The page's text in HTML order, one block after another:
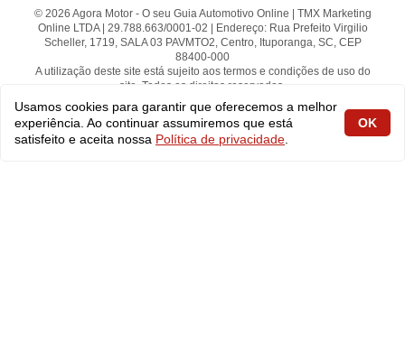
© 2026 Agora Motor - O seu Guia Automotivo Online | TMX Marketing
Online LTDA | 29.788.663/0001-02 | Endereço: Rua Prefeito Virgilio
Scheller, 1719, SALA 03 PAVMTO2, Centro, Ituporanga, SC, CEP
88400-000
A utilização deste site está sujeito aos termos e condições de uso do
site. Todos os direitos reservados.
fabiolobo
Usamos cookies para garantir que oferecemos a melhor
experiência. Ao continuar assumiremos que está
satisfeito e aceita nossa Política de privacidade
OK